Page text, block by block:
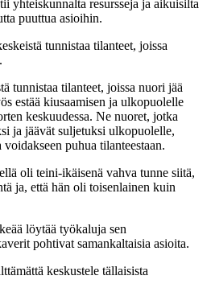
yhteiskunnalta resursseja ja aikuisilta
puuttua asioihin.
tunnistaa tilanteet, joissa
tunnistaa tilanteet, joissa nuori jää
estää kiusaamisen ja ulkopuolelle
keskuudessa. Ne nuoret, jotka
ja jäävät suljetuksi ulkopuolelle,
puhua tilanteestaan.
oli teini-ikäisenä vahva tunne siitä,
ja, että hän oli toisenlainen kuin
löytää työkaluja sen
pohtivat samankaltaisia asioita.
keskustele tällaisista